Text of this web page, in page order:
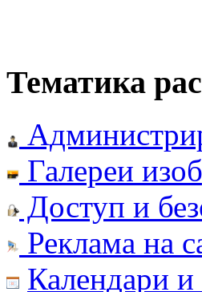
Тематика
Галереи
Доступ и
Реклама на
Календари